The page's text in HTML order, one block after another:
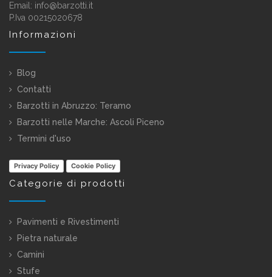
Email: info@barzotti.it
P.Iva 00215020678
Informazioni
Blog
Contatti
Barzotti in Abruzzo: Teramo
Barzotti nelle Marche: Ascoli Piceno
Termini d'uso
Privacy Policy Cookie Policy
Categorie di prodotti
Pavimenti e Rivestimenti
Pietra naturale
Camini
Stufe